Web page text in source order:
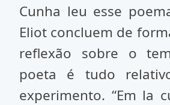
Cunha leu esse
Eliot concluem de
reflexão sobre o
poeta é tudo
experimento. “Em la